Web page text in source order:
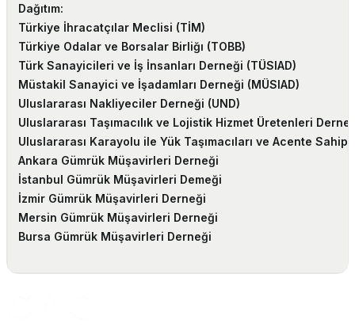
Dağıtım:
Türkiye İhracatçılar Meclisi (TİM)
Türkiye Odalar ve Borsalar Birliğı (TOBB)
Türk Sanayicileri ve İş İnsanları Derneği (TÜSIAD)
Müstakil Sanayici ve İşadamları Derneği (MÜSIAD)
Uluslararası Nakliyeciler Derneği (UND)
Uluslararası Taşımacılık ve Lojistik Hizmet Üretenleri
Uluslararası Karayolu ile Yük Taşımacıları ve Acente
Ankara Gümrük Müşavirleri Derneği
İstanbul Gümrük Müşavirleri Demeği
İzmir Gümrük Müşavirleri Derneği
Mersin Gümrük Müşavirleri Derneği
Bursa Gümrük Müşavirleri Derneği